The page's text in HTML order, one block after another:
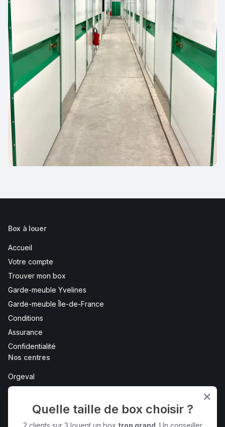
Box à louer
Accueil
Votre compte
Trouver mon box
Garde-meuble Yvelines
Garde-meuble Île-de-France
Conditions
Assurance
Confidentialité
Nos centres
Orgeval
Maurepas
Bois d'ArcyQuelle taille de box choisir ?
2 clients sur 3 louent un box trop grand . Un conseiller